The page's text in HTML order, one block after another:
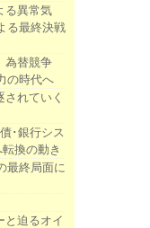
る異常気
る最終決戦
替競争
の時代へ
れていく
･銀行シス
換の動き
最終局面に
と迫るオイ